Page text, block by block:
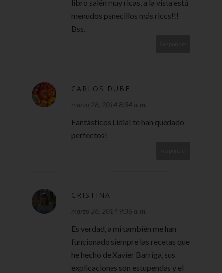
libro salén muy ricas, a la vista está
menudos panecillos más ricos!!!
Bss.
CARLOS DUBE
marzo 26, 2014 8:34 a. m.
Fantásticos Lidia! te han quedado
perfectos!
CRISTINA
marzo 26, 2014 9:36 a. m.
Es verdad, a mi también me han
funcionado siempre las recetas que
he hecho de Xavier Barriga, sus
explicaciones son estupendas y el